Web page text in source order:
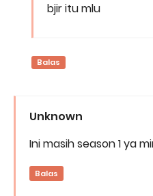
bjir itu mlu
Balas
Unknown
Ini masih season 1 ya
Balas